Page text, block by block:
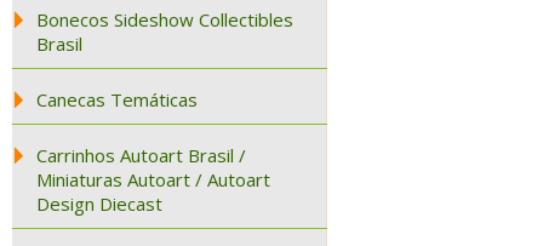
Bonecos Sideshow Collectibles
Brasil
Canecas Temáticas
Carrinhos Autoart Brasil /
Miniaturas Autoart / Autoart
Design Diecast